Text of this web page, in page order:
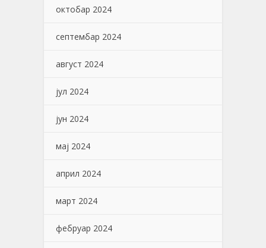
октобар 2024
септембар 2024
август 2024
јул 2024
јун 2024
мај 2024
април 2024
март 2024
фебруар 2024